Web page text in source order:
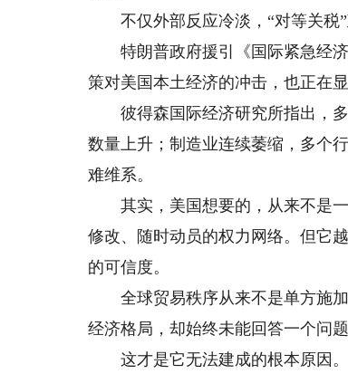
不仅外部反应冷淡，“对等关税”
特朗普政府援引《国际紧急经济
策对美国本土经济的冲击，也正在显
彼得森国际经济研究所指出，多
数量上升；制造业连续萎缩，多个
难维系。
其实，美国想要的，从来不是一
修改、随时动员的权力网络。但它
的可信度。
全球贸易秩序从来不是单方施加
经济格局，却始终未能回答一个问
这才是它无法建成的根本原因。